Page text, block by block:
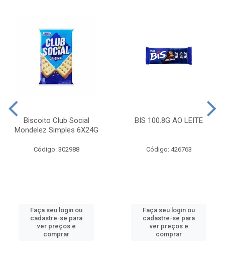
Biscoito Club Social
Mondelez Simples 6X24G
Código: 302988
Faça seu login ou
cadastre-se para
ver preços e
comprar
BIS 100.8G AO LEITE
Código: 426763
Faça seu login ou
cadastre-se para
ver preços e
comprar